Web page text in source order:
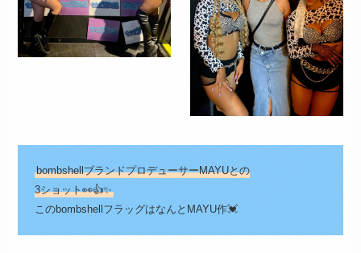
bombshellブランドプロデューサーMAYUとの
3ショット👀👍✨
このbombshellフラッグはなんとMAYU作💓